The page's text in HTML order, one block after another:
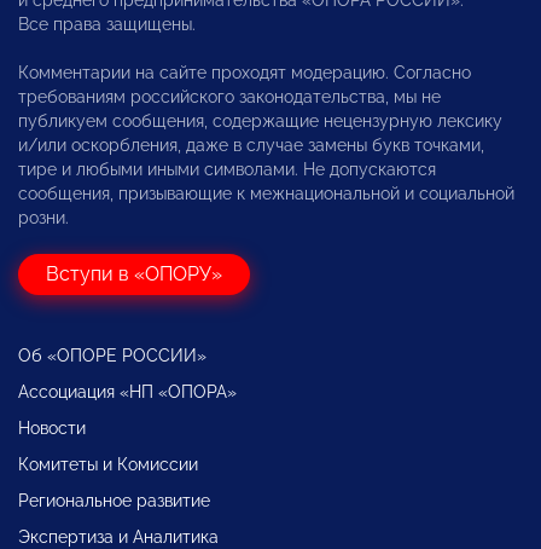
Все права защищены.
Комментарии на сайте проходят модерацию. Согласно
требованиям российского законодательства, мы не
публикуем сообщения, содержащие нецензурную лексику
и/или оскорбления, даже в случае замены букв точками,
тире и любыми иными символами. Не допускаются
сообщения, призывающие к межнациональной и социальной
розни.
Вступи в «ОПОРУ»
Об «ОПОРЕ РОССИИ»
Ассоциация «НП «ОПОРА»
Новости
Комитеты и Комиссии
Региональное развитие
Экспертиза и Аналитика